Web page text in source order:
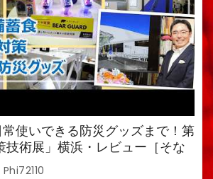
使いできる防災グッズまで！第
技術展」横浜・レビュー［そな
也］
Phi72110